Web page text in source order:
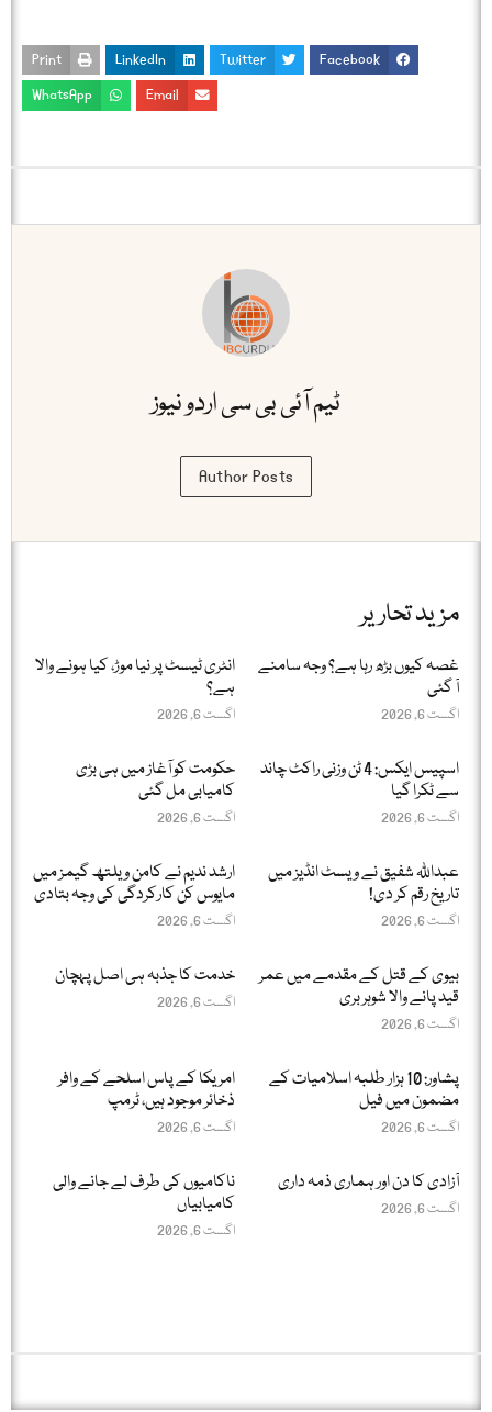
Facebook
Twitter
LinkedIn
Print
Email
WhatsApp
ٹیم آئی بی سی اردو نیوز
Author Posts
مزید تحاریر
غصہ کیوں بڑھ رہا ہے؟ وجہ سامنے
آ گئی
اگست 6, 2026
انٹری ٹیسٹ پر نیا موڑ، کیا ہونے والا
ہے؟
اگست 6, 2026
اسپیس ایکس: 4 ٹن وزنی راکٹ چاند
سے ٹکرا گیا
اگست 6, 2026
حکومت کو آغاز میں ہی بڑی
کامیابی مل گئی
اگست 6, 2026
عبداللّٰہ شفیق نے ویسٹ انڈیز میں
تاریخ رقم کر دی!
اگست 6, 2026
ارشد ندیم نے کامن ویلتھ گیمز میں
مایوس کن کارکردگی کی وجہ بتادی
اگست 6, 2026
بیوی کے قتل کے مقدمے میں عمر
قید پانے والا شوہر بری
اگست 6, 2026
خدمت کا جذبہ ہی اصل پہچان
اگست 6, 2026
پشاور: 10 ہزار طلبہ اسلامیات کے
مضمون میں فیل
اگست 6, 2026
امریکا کے پاس اسلحے کے وافر
ذخائر موجود ہیں، ٹرمپ
اگست 6, 2026
آزادی کا دن اور ہماری ذمہ داری
اگست 6, 2026
ناکامیوں کی طرف لے جانے والی
کامیابیاں
اگست 6, 2026